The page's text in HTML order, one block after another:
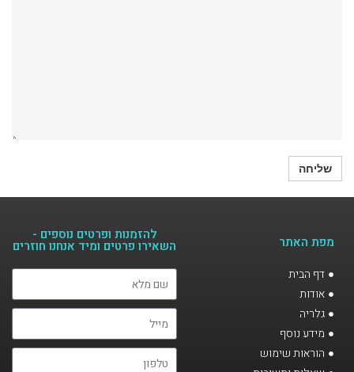
מפת האתר
דף הבית
אודות
גלריה
מידע נוסף
הוראות שימוש
להזמנות ופרטים נוספים -
השאירו פרטים ומיד אנחנו חוזרים​